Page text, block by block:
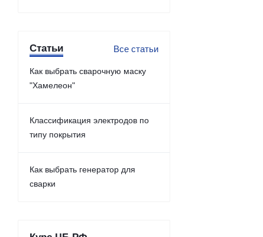
Статьи Все статьи
Как выбрать сварочную маску
"Хамелеон"
Классификация электродов по
типу покрытия
Как выбрать генератор для
сварки